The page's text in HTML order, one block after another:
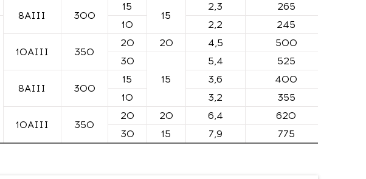
8AIII 300
15
15
2,3 265
10 2,2 245
10AIII 350
20 20 4,5 500
30
15
5,4 525
8AIII 300
15 3,6 400
10 3,2 355
10AIII 350
20 20 6,4 620
30 15 7,9 775